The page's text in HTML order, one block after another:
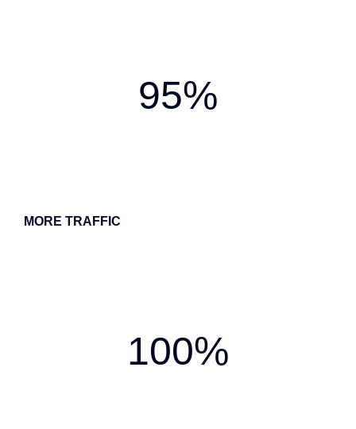
95%
MORE TRAFFIC
100%